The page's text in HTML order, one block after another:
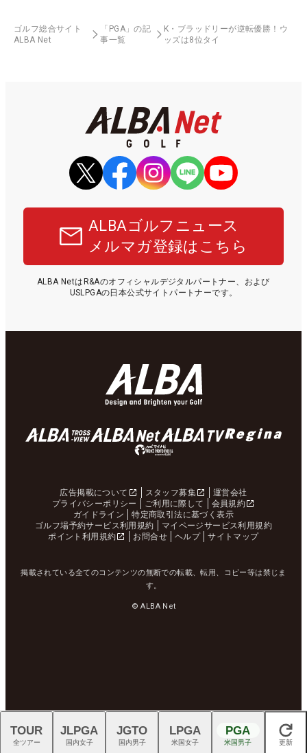
ゴルフ総合サイト
ALBA Net
「PGA」の記
事一覧
K・ブラッドリーが逆転優勝！ウ
ッズは8位タイ
ALBAゴルフニュース
メルマガ登録はこちら
ALBA NetはR&Aのオフィシャルデジタルパートナー、および
USLPGAの日本公式サイトパートナーです。
広告掲載について スタッフ募集
運営会社
プライバシーポリシー
ご利用に際して
会員規約
ガイドライン
特定商取引法に基づく表示
ゴルフ場予約サービス利用規約
マイページサービス利用規約
ポイント利用規約
お問合せ ヘルプ サイトマップ
掲載されている全てのコンテンツの無断での転載、転用、コピー等は禁じま
す。
© ALBA Net
閉じる
TOUR
全ツアー
JLPGA
国内女子
JGTO
国内男子
LPGA
米国女子
PGA
米国男子 更新